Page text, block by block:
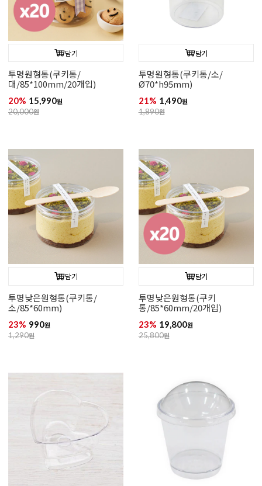
담기
투명원형통(쿠키통/
대/85*100mm/20개입)
20% 15,990원
20,000원
담기
투명원형통(쿠키통/소/
Ø70*h95mm)
21% 1,490원
1,890원
담기
투명낮은원형통(쿠키통/
소/85*60mm)
23% 990원
1,290원
담기
투명낮은원형통(쿠키
통/85*60mm/20개입)
23% 19,800원
25,800원